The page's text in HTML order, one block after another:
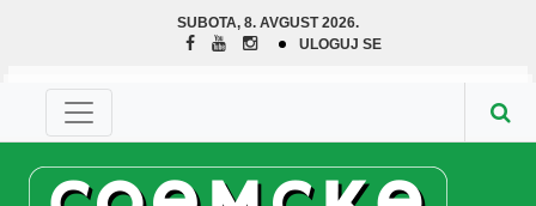
SUBOTA, 8. AVGUST 2026.
ULOGUJ SE